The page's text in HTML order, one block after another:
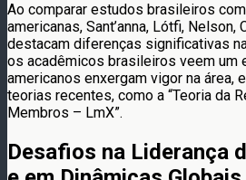
Ao comparar estudos brasileiros
americanas, Sant’anna, Lótfi,
destacam diferenças significativas
os acadêmicos brasileiros veem um
americanos enxergam vigor na área,
teorias recentes, como a “Teoria da
Membros – LmX”.
Desafios na Liderança